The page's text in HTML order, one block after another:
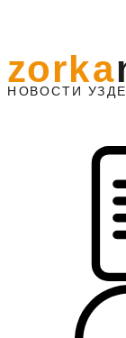
НО ВОСТИ У
zorka